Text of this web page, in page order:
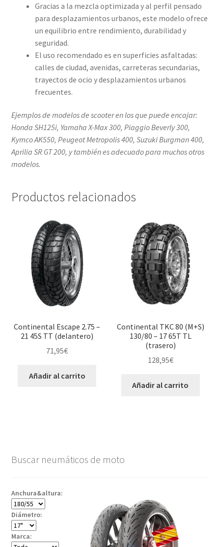
Gracias a la mezcla optimizada y al perfil pensado
para desplazamientos urbanos, este modelo ofrece
un equilibrio entre rendimiento, durabilidad y
seguridad.
El uso recomendado es en superficies asfaltadas:
calles de ciudad, avenidas, carreteras secundarias,
trayectos de ocio y desplazamientos urbanos
frecuentes.
Ejemplos de modelos de scooter en los que puede encajar:
Honda SH125i, Yamaha X-Max 300, Piaggio Beverly 300,
Kymco AK550, Peugeot Metropolis 400, Suzuki Burgman 400,
Aprilia SR GT 200, y también es adecuado para muchos otros
modelos.
Productos relacionados
Continental Escape 2.75 –
21 45S TT (delantero)
71,95€
Añadir al carrito
Continental TKC 80 (M+S)
130/80 – 17 65T TL
(trasero)
128,95€
Añadir al carrito
Buscar neumáticos de moto
Anchura&altura:
Diámetro:
Marca: